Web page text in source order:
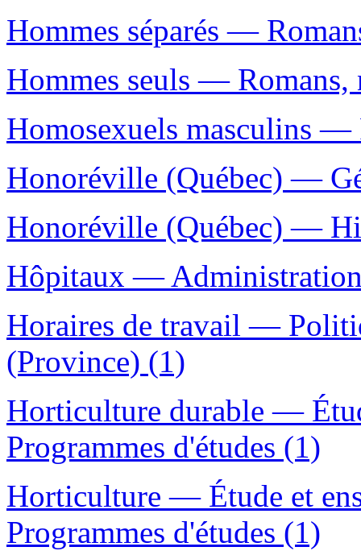
Hommes séparés —
Hommes seuls — Romans,
Homosexuels masculins —
Honoréville (Québec) —
Honoréville (Québec) —
Hôpitaux —
Horaires de travail —
(Province) (1)
Horticulture durable —
Programmes d'études (1)
Horticulture — Étude et
Programmes d'études (1)